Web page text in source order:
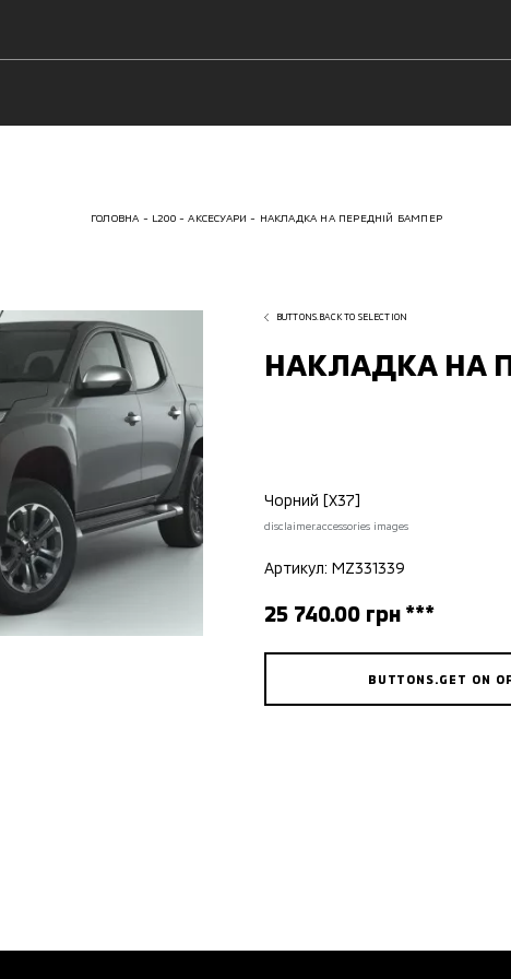
ГОЛОВНА L200 АКСЕСУАРИ НАКЛАДКА НА ПЕРЕДНІЙ БАМПЕР
BUTTONS.BACK TO SELECTION
НАКЛАДКА НА
Чорний [X37]
disclaimer.accessories images
Артикул: MZ331339
25 740.00 грн ***
BUTTONS.GET ON